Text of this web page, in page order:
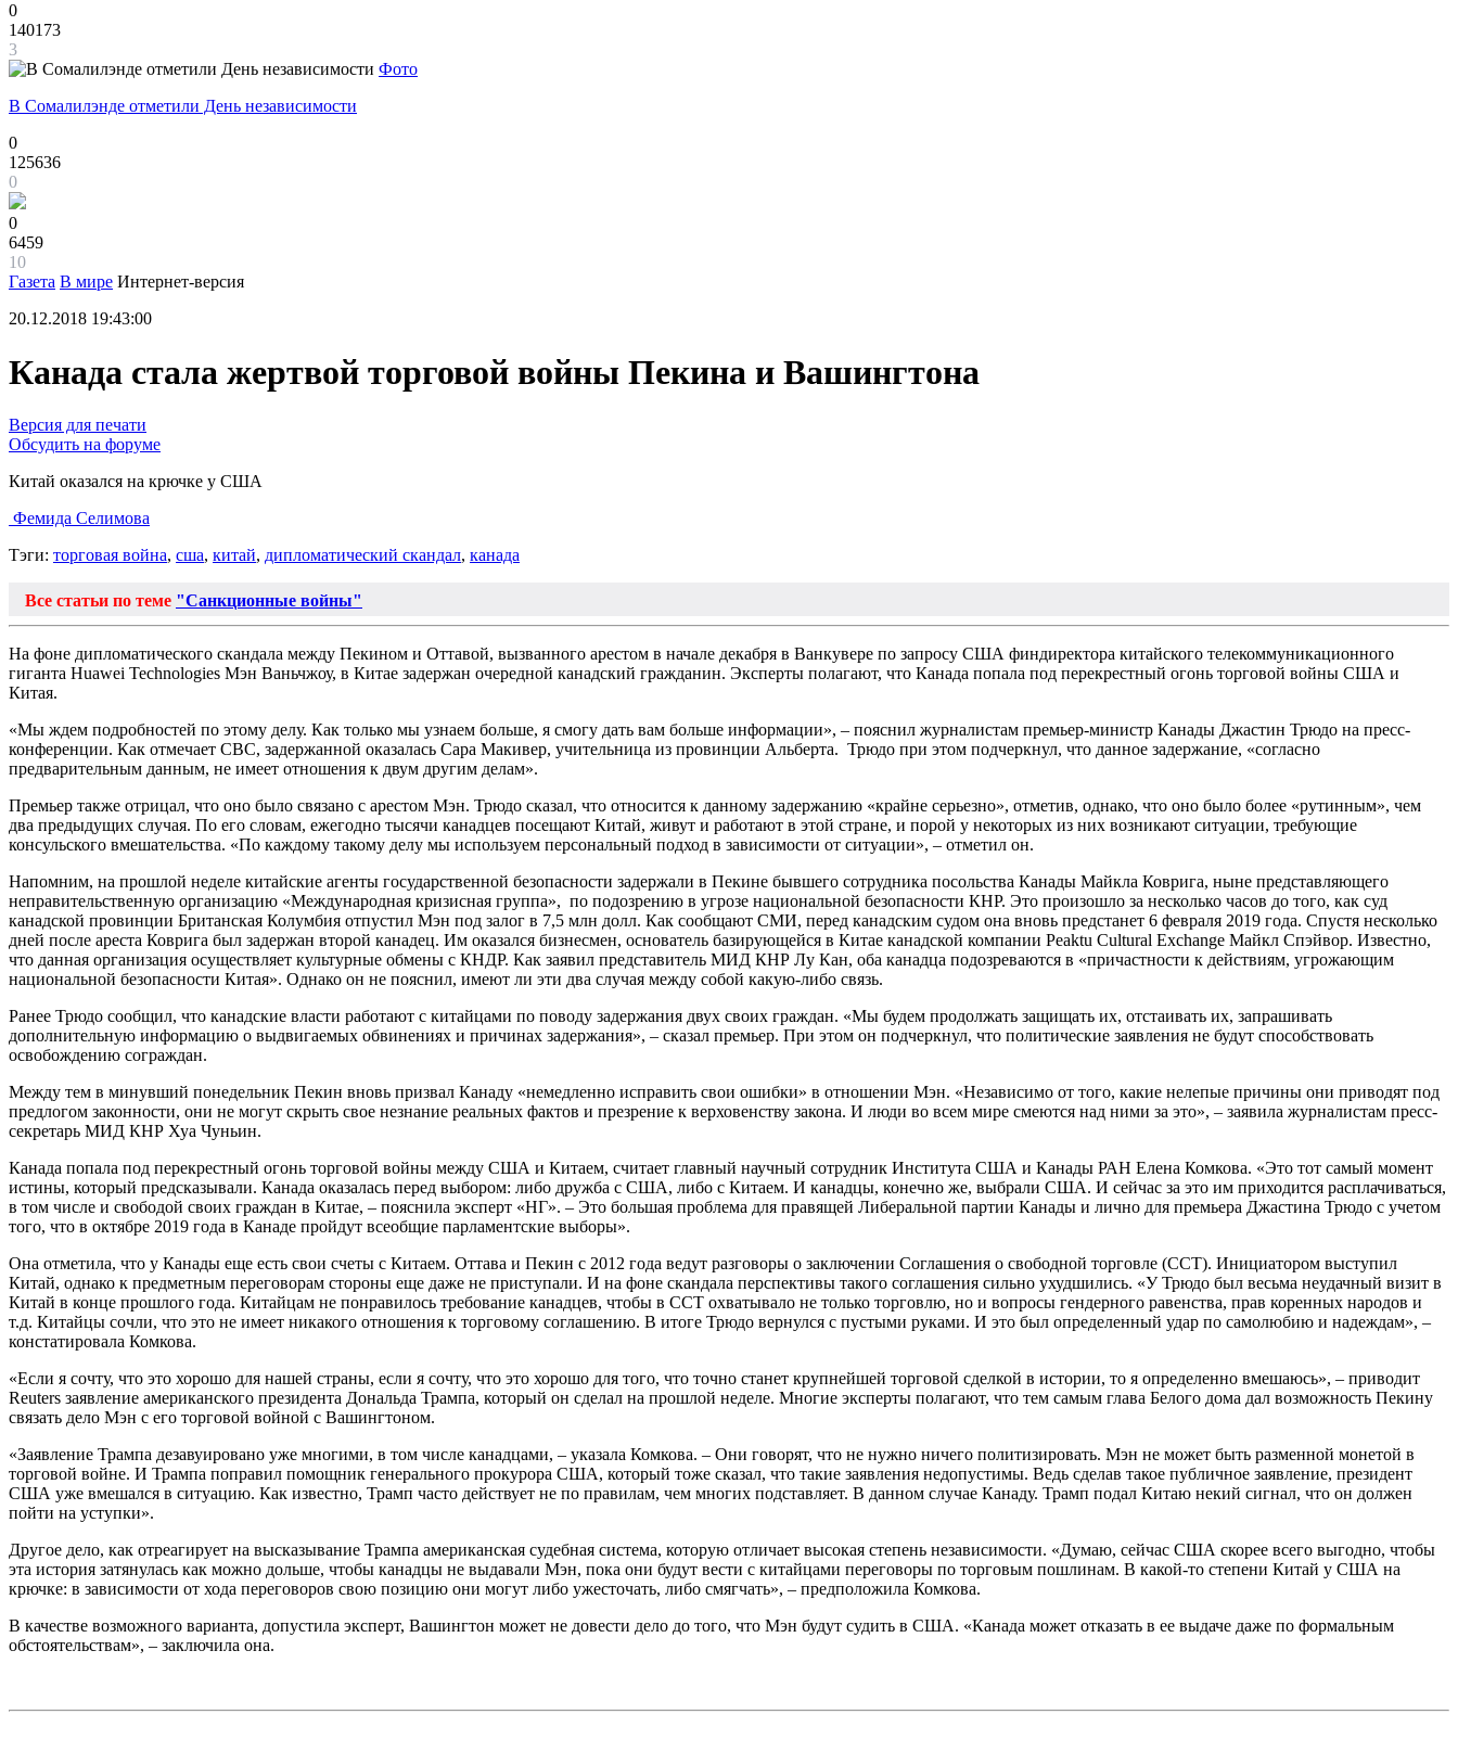
0
140173
3
Фото
В Сомалилэнде отметили День независимости
0
125636
0
0
6459
10
Газета В мире Интернет-версия
20.12.2018 19:43:00
Канада стала жертвой торговой войны Пекина и Вашингтона
Версия для печати
Обсудить на форуме
Китай оказался на крючке у США
Фемида Селимова
Тэги: торговая война, сша, китай, дипломатический скандал, канада
Все статьи по теме "Санкционные войны"
На фоне дипломатического скандала между Пекином и Оттавой, вызванного арестом в начале декабря в Ванкувере по запросу США финдиректора китайского телекоммуникационного
гиганта Huawei Technologies Мэн Ваньчжоу, в Китае задержан очередной канадский гражданин. Эксперты полагают, что Канада попала под перекрестный огонь торговой войны США и
Китая.
«Мы ждем подробностей по этому делу. Как только мы узнаем больше, я смогу дать вам больше информации», – пояснил журналистам премьер-министр Канады Джастин Трюдо на пресс-
конференции. Как отмечает CBC, задержанной оказалась Сара Макивер, учительница из провинции Альберта. Трюдо при этом подчеркнул, что данное задержание, «согласно
предварительным данным, не имеет отношения к двум другим делам».
Премьер также отрицал, что оно было связано с арестом Мэн. Трюдо сказал, что относится к данному задержанию «крайне серьезно», отметив, однако, что оно было более «рутинным», чем
два предыдущих случая. По его словам, ежегодно тысячи канадцев посещают Китай, живут и работают в этой стране, и порой у некоторых из них возникают ситуации, требующие
консульского вмешательства. «По каждому такому делу мы используем персональный подход в зависимости от ситуации», – отметил он.
Напомним, на прошлой неделе китайские агенты государственной безопасности задержали в Пекине бывшего сотрудника посольства Канады Майкла Коврига, ныне представляющего
неправительственную организацию «Международная кризисная группа», по подозрению в угрозе национальной безопасности КНР. Это произошло за несколько часов до того, как суд
канадской провинции Британская Колумбия отпустил Мэн под залог в 7,5 млн долл. Как сообщают СМИ, перед канадским судом она вновь предстанет 6 февраля 2019 года. Спустя несколько
дней после ареста Коврига был задержан второй канадец. Им оказался бизнесмен, основатель базирующейся в Китае канадской компании Peaktu Cultural Exchange Майкл Спэйвор. Известно,
что данная организация осуществляет культурные обмены с КНДР. Как заявил представитель МИД КНР Лу Кан, оба канадца подозреваются в «причастности к действиям, угрожающим
национальной безопасности Китая». Однако он не пояснил, имеют ли эти два случая между собой какую-либо связь.
Ранее Трюдо сообщил, что канадские власти работают с китайцами по поводу задержания двух своих граждан. «Мы будем продолжать защищать их, отстаивать их, запрашивать
дополнительную информацию о выдвигаемых обвинениях и причинах задержания», – сказал премьер. При этом он подчеркнул, что политические заявления не будут способствовать
освобождению сограждан.
Между тем в минувший понедельник Пекин вновь призвал Канаду «немедленно исправить свои ошибки» в отношении Мэн. «Независимо от того, какие нелепые причины они приводят под
предлогом законности, они не могут скрыть свое незнание реальных фактов и презрение к верховенству закона. И люди во всем мире смеются над ними за это», – заявила журналистам пресс-
секретарь МИД КНР Хуа Чуньин.
Канада попала под перекрестный огонь торговой войны между США и Китаем, считает главный научный сотрудник Института США и Канады РАН Елена Комкова. «Это тот самый момент
истины, который предсказывали. Канада оказалась перед выбором: либо дружба с США, либо с Китаем. И канадцы, конечно же, выбрали США. И сейчас за это им приходится расплачиваться,
в том числе и свободой своих граждан в Китае, – пояснила эксперт «НГ». – Это большая проблема для правящей Либеральной партии Канады и лично для премьера Джастина Трюдо с учетом
того, что в октябре 2019 года в Канаде пройдут всеобщие парламентские выборы».
Она отметила, что у Канады еще есть свои счеты с Китаем. Оттава и Пекин с 2012 года ведут разговоры о заключении Соглашения о свободной торговле (ССТ). Инициатором выступил
Китай, однако к предметным переговорам стороны еще даже не приступали. И на фоне скандала перспективы такого соглашения сильно ухудшились. «У Трюдо был весьма неудачный визит в
Китай в конце прошлого года. Китайцам не понравилось требование канадцев, чтобы в ССТ охватывало не только торговлю, но и вопросы гендерного равенства, прав коренных народов и
т.д. Китайцы сочли, что это не имеет никакого отношения к торговому соглашению. В итоге Трюдо вернулся с пустыми руками. И это был определенный удар по самолюбию и надеждам», –
констатировала Комкова.
«Если я сочту, что это хорошо для нашей страны, если я сочту, что это хорошо для того, что точно станет крупнейшей торговой сделкой в истории, то я определенно вмешаюсь», – приводит
Reuters заявление американского президента Дональда Трампа, который он сделал на прошлой неделе. Многие эксперты полагают, что тем самым глава Белого дома дал возможность Пекину
связать дело Мэн с его торговой войной с Вашингтоном.
«Заявление Трампа дезавуировано уже многими, в том числе канадцами, – указала Комкова. – Они говорят, что не нужно ничего политизировать. Мэн не может быть разменной монетой в
торговой войне. И Трампа поправил помощник генерального прокурора США, который тоже сказал, что такие заявления недопустимы. Ведь сделав такое публичное заявление, президент
США уже вмешался в ситуацию. Как известно, Трамп часто действует не по правилам, чем многих подставляет. В данном случае Канаду. Трамп подал Китаю некий сигнал, что он должен
пойти на уступки».
Другое дело, как отреагирует на высказывание Трампа американская судебная система, которую отличает высокая степень независимости. «Думаю, сейчас США скорее всего выгодно, чтобы
эта история затянулась как можно дольше, чтобы канадцы не выдавали Мэн, пока они будут вести с китайцами переговоры по торговым пошлинам. В какой-то степени Китай у США на
крючке: в зависимости от хода переговоров свою позицию они могут либо ужесточать, либо смягчать», – предположила Комкова.
В качестве возможного варианта, допустила эксперт, Вашингтон может не довести дело до того, что Мэн будут судить в США. «Канада может отказать в ее выдаче даже по формальным
обстоятельствам», – заключила она.